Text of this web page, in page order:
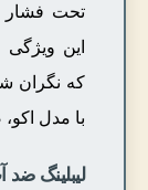
تحت فشار
این
که نگران
با مدل
لیبلینگ ضد